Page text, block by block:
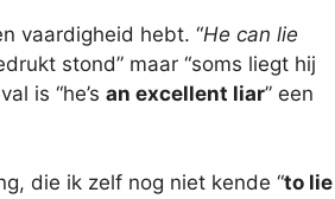
vaardigheid hebt. “He can lie
stond” maar “soms liegt hij
is “he’s an excellent liar” een
die ik zelf nog niet kende “to lie